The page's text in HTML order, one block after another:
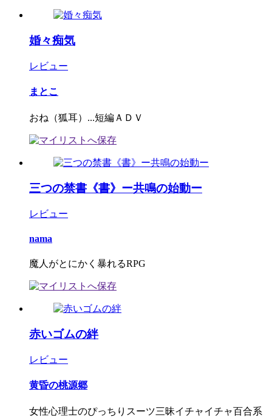
婚々痴気
レビュー
まとこ
おね（狐耳）...短編ＡＤＶ
三つの禁書《書》ー共鳴の始動ー
レビュー
nama
魔人がとにかく暴れるRPG
赤いゴムの絆
レビュー
黄昏の桃源郷
女性心理士のぴっちりスーツ三昧イチャイチャ百合系